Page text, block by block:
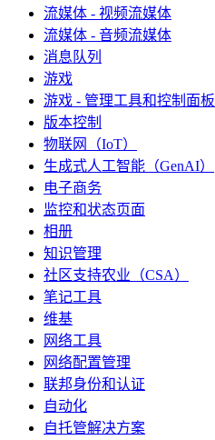
流媒体 - 视频流媒体
流媒体 - 音频流媒体
消息队列
游戏
游戏 - 管理工具和控制面板
版本控制
物联网（IoT）
生成式人工智能（GenAI）
电子商务
监控和状态页面
相册
知识管理
社区支持农业（CSA）
笔记工具
维基
网络工具
网络配置管理
联邦身份和认证
自动化
自托管解决方案